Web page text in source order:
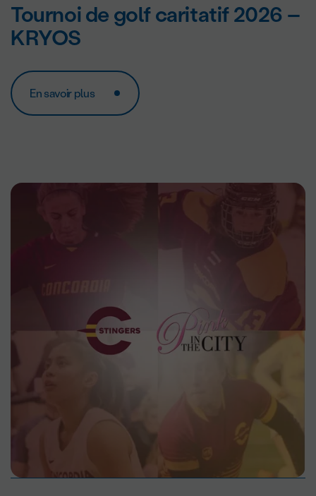
Tournoi de golf caritatif 2026 –
KRYOS
En savoir plus